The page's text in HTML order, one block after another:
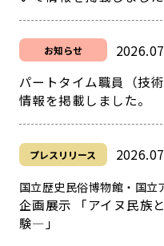
お知らせ
パートタイム職員（技
情報を掲載しました。
プレスリリース
国立歴史民俗博物館・国立
企画展示 「アイヌ民
験―」